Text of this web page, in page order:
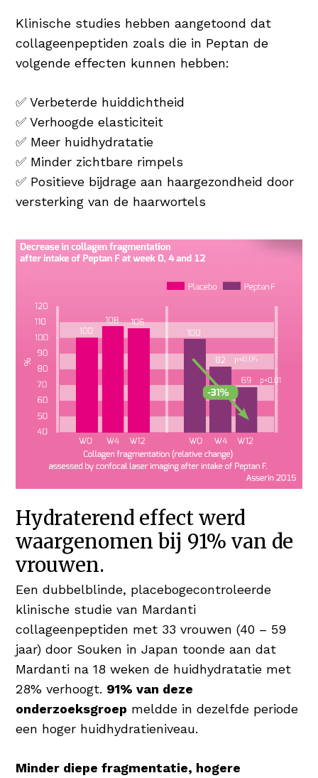
Klinische studies hebben aangetoond dat
collageenpeptiden zoals die in Peptan de
volgende effecten kunnen hebben:
✅ Verbeterde huiddichtheid
✅ Verhoogde elasticiteit
✅ Meer huidhydratatie
✅ Minder zichtbare rimpels
✅ Positieve bijdrage aan haargezondheid door
versterking van de haarwortels
Hydraterend effect werd
waargenomen bij 91% van de
vrouwen.
Een dubbelblinde, placebogecontroleerde
klinische studie van Mardanti
collageenpeptiden met 33 vrouwen (40 – 59
jaar) door Souken in Japan toonde aan dat
Mardanti na 18 weken de huidhydratatie met
28% verhoogt. 91% van deze
onderzoeksgroep meldde in dezelfde periode
een hoger huidhydratieniveau.
Minder diepe fragmentatie, hogere